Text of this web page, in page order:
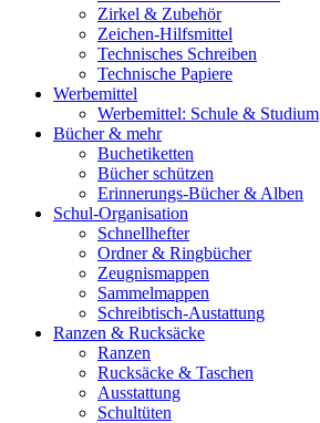
Zirkel & Zubehör
Zeichen-Hilfsmittel
Technisches Schreiben
Technische Papiere
Werbemittel
Werbemittel: Schule & Studium
Bücher & mehr
Buchetiketten
Bücher schützen
Erinnerungs-Bücher & Alben
Schul-Organisation
Schnellhefter
Ordner & Ringbücher
Zeugnismappen
Sammelmappen
Schreibtisch-Austattung
Ranzen & Rucksäcke
Ranzen
Rucksäcke & Taschen
Ausstattung
Schultüten